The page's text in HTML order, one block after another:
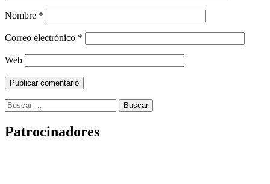
Nombre *
Correo electrónico *
Web
Buscar:
Patrocinadores